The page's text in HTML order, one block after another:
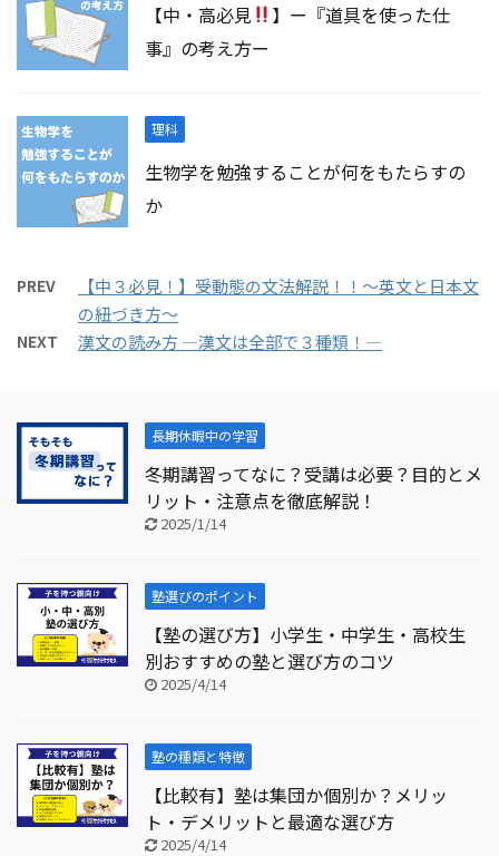
【中・高必見
】ー『道具を使った仕
事』の考え方ー
理科
生物学を勉強することが何をもたらすの
か
PREV
【中３必見！】受動態の文法解説！！～英文と日本文
の紐づき方～
NEXT 漢文の読み方 ―漢文は全部で３種類！―
長期休暇中の学習
冬期講習ってなに？受講は必要？目的とメ
リット・注意点を徹底解説！
2025/1/14
塾選びのポイント
【塾の選び方】小学生・中学生・高校生
別おすすめの塾と選び方のコツ
2025/4/14
塾の種類と特徴
【比較有】塾は集団か個別か？メリッ
ト・デメリットと最適な選び方
2025/4/14